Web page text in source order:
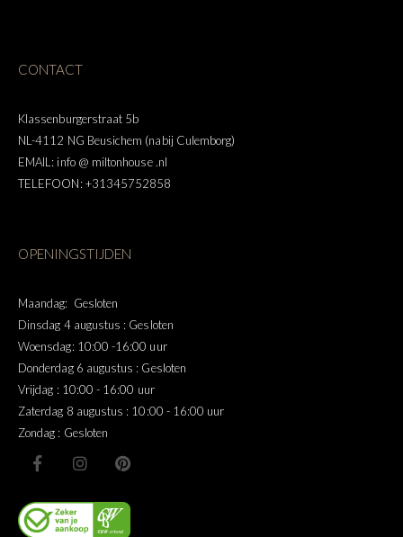
CONTACT
Klassenburgerstraat 5b
NL-4112 NG Beusichem (nabij Culemborg)
EMAIL: info @ miltonhouse .nl
TELEFOON: +31345752858
OPENINGSTIJDEN
Maandag: Gesloten
Dinsdag 4 augustus : Gesloten
Woensdag: 10:00 -16:00 uur
Donderdag 6 augustus : Gesloten
Vrijdag : 10:00 - 16:00 uur
Zaterdag 8 augustus : 10:00 - 16:00 uur
Zondag : Gesloten